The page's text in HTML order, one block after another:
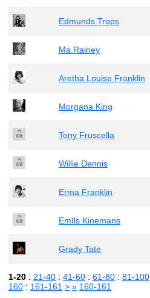
Edmunds Trops
Ma Rainey
Aretha Louise Franklin
Morgana King
Tony Fruscella
Willie Dennis
Erma Franklin
Emīls Kinemans
Grady Tate
1-20 : 21-40 : 41-60 : 61-80 : 81-100
160 : 161-161 > » 160-161